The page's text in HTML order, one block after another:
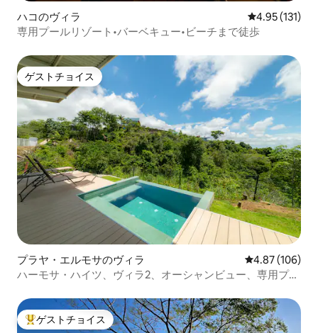
ハコのヴィラ レビュー131
4.95 (131)
専用プールリゾート•バーベキュー•ビーチまで徒歩
ゲストチョイス
ゲストチョイス
プラヤ・エルモサのヴィラ レビュー106
4.87 (106)
ハーモサ・ハイツ、ヴィラ2、オーシャンビュー、専用プー
大好評のゲストチョイスです。
ゲストチョイス